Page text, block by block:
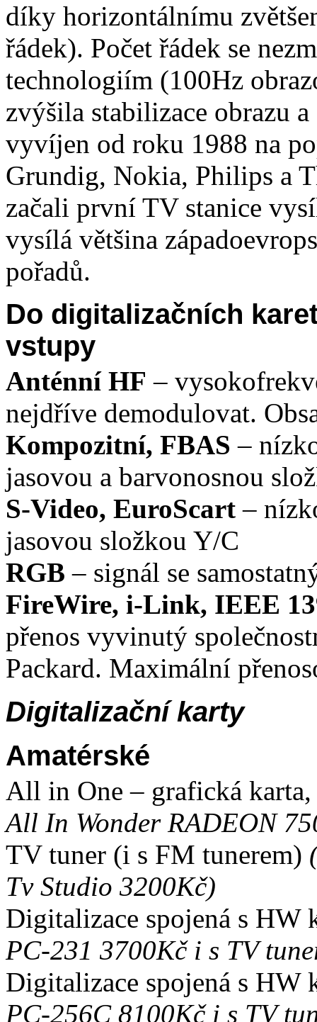
díky horizontálnímu
řádek). Počet řádek se
technologiím (100Hz
zvýšila stabilizace obrazu
vyvíjen od roku 1988 na
Grundig, Nokia, Philips a
začali první TV stanice
vysílá většina
pořadů.
Do digitalizačních
vstupy
Anténní HF –
nejdříve demodulovat.
Kompozitní, FBAS –
jasovou a barvonosnou
S-Video, EuroScart –
jasovou složkou Y/C
RGB – signál se
FireWire, i-Link, IEEE
přenos vyvinutý
Packard. Maximální
Digitalizační karty
Amatérské
All in One – grafická
All In Wonder RADEON
TV tuner (i s FM tunerem)
Tv Studio 3200Kč)
Digitalizace spojená s
PC-231 3700Kč i s TV
Digitalizace spojená s
PC-256C 8100Kč i s TV